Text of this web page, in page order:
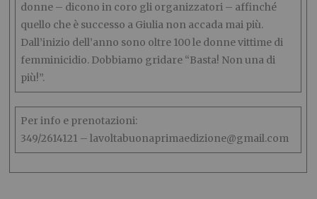
donne – dicono in coro gli organizzatori – affinché
quello che è successo a Giulia non accada mai più.
Dall’inizio dell’anno sono oltre 100 le donne vittime di
femminicidio. Dobbiamo gridare “Basta! Non una di
più!”.
Per info e prenotazioni:
349/2614121 – lavoltabuonaprimaedizione@gmail.com